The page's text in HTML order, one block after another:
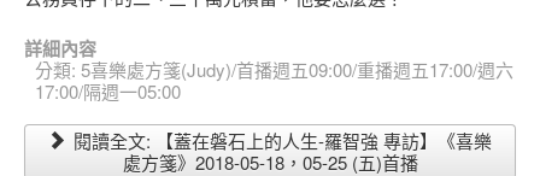
詳細內容
分類: 5喜樂處方箋(Judy)/首播週五09:00/重播週五17:00/週六
17:00/隔週一05:00
閱讀全文: 【蓋在磐石上的人生-羅智強 專訪】《喜樂
處方箋》2018-05-18，05-25 (五)首播